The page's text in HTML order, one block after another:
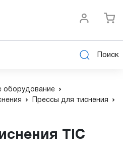
Поиск
оборудование
Прессы для тиснения
TIC